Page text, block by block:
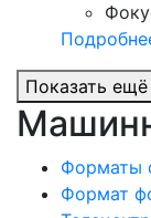
Показать ещё
Форматы
Формат